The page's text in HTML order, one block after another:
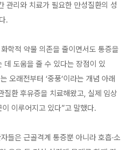
관리와 치료가 필요한 만성질환의 성
.
학적 약물 의존을 줄이면서도 통증을
데 도움을 줄 수 있다는 장점이 있
오래전부터 ‘중풍’이라는 개념 아래
질환 후유증을 치료해왔고, 실제 임상
이루어지고 있다”고 말했다.
들은 근골격계 통증뿐 아니라 호흡·소